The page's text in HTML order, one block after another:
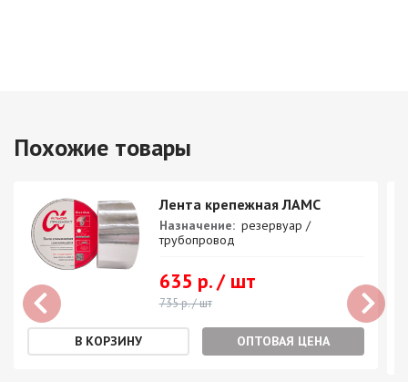
Похожие товары
Лента крепежная ЛАМС
Назначение: резервуар /
трубопровод
635 р. / шт
735 р. / шт
ОПТОВАЯ ЦЕНА